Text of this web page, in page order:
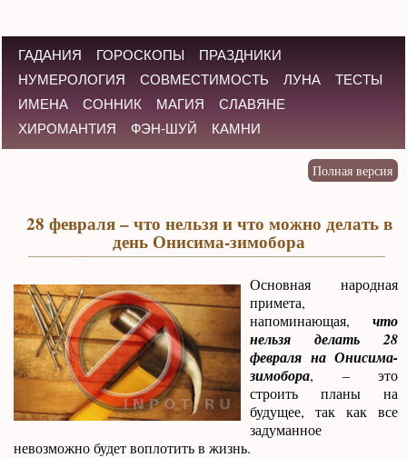
ГАДАНИЯ ГОРОСКОПЫ
ПРАЗДНИКИ
НУМЕРОЛОГИЯ
СОВМЕСТИМОСТЬ ЛУНА
ТЕСТЫ
ИМЕНА
СОННИК МАГИЯ
СЛАВЯНЕ
ХИРОМАНТИЯ
ФЭН-ШУЙ КАМНИ
28 февраля – что нельзя и что можно делать в
день Онисима-зимобора
Основная народная
примета,
напоминающая, что
нельзя делать 28
февраля на Онисима-
зимобора, – это
строить планы на
будущее, так как все
задуманное
невозможно будет воплотить в жизнь.